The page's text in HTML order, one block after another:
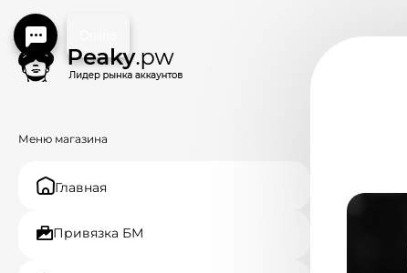
Меню магазина
Главная
Привязка БМ